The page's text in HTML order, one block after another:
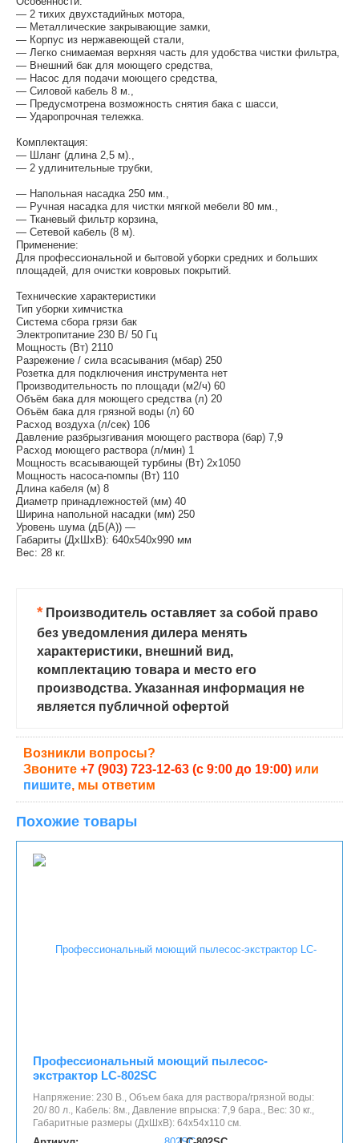
— 2 тихих двухстадийных мотора,
— Металлические закрывающие замки,
— Корпус из нержавеющей стали,
— Легко снимаемая верхняя часть для удобства чистки фильтра,
— Внешний бак для моющего средства,
— Насос для подачи моющего средства,
— Силовой кабель 8 м.,
— Предусмотрена возможность снятия бака с шасси,
— Ударопрочная тележка.
Комплектация:
— Шланг (длина 2,5 м).,
— 2 удлинительные трубки,
— Напольная насадка 250 мм.,
— Ручная насадка для чистки мягкой мебели 80 мм.,
— Тканевый фильтр корзина,
— Сетевой кабель (8 м).
Применение:
Для профессиональной и бытовой уборки средних и больших
площадей, для очистки ковровых покрытий.
Технические характеристики
Тип уборки химчистка
Система сбора грязи бак
Электропитание 230 В/ 50 Гц
Мощность (Вт) 2110
Разрежение / сила всасывания (мбар) 250
Розетка для подключения инструмента нет
Производительность по площади (м2/ч) 60
Объём бака для моющего средства (л) 20
Объём бака для грязной воды (л) 60
Расход воздуха (л/сек) 106
Давление разбрызгивания моющего раствора (бар) 7,9
Расход моющего раствора (л/мин) 1
Мощность всасывающей турбины (Вт) 2х1050
Мощность насоса-помпы (Вт) 110
Длина кабеля (м) 8
Диаметр принадлежностей (мм) 40
Ширина напольной насадки (мм) 250
Уровень шума (дБ(А)) —
Габариты (ДхШхВ): 640x540x990 мм
Вес: 28 кг.
*Производитель оставляет за собой право
без уведомления дилера менять
характеристики, внешний вид,
комплектацию товара и место его
производства. Указанная информация не
является публичной офертой
Возникли вопросы?
Звоните +7 (903) 723-12-63 (с 9:00 до 19:00) или
пишите, мы ответим
Похожие товары
Профессиональный моющий пылесос-
экстрактор LC-802SC
Напряжение: 230 В., Объем бака для раствора/грязной воды:
20/ 80 л., Кабель: 8м., Давление впрыска: 7,9 бара., Вес: 30 кг.,
Габаритные размеры (ДхШхВ): 64х54х110 см.